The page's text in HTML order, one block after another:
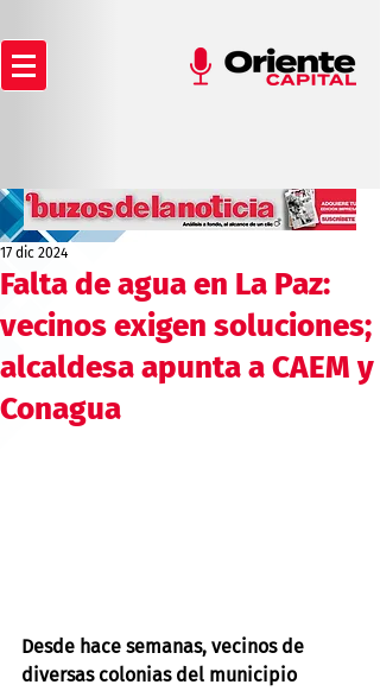
Falta de agua en La Paz:
vecinos exigen soluciones;
alcaldesa apunta a CAEM y
Conagua
17 dic 2024
Desde hace semanas, vecinos de
diversas colonias del municipio